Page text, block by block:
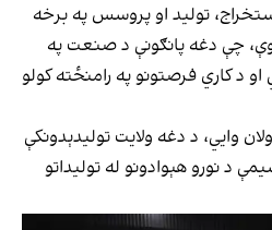
تولید او پروسس په برخه
چې دغه پانګونې د صنعت په
او د کاري فرصتونو په رامنځته کولو
وايي، د دغه ولایت تولیدېدونکې
د نورو هېوادونو له تولیداتو